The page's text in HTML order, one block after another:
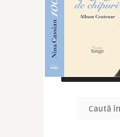
CAUTĂ ÎN SITE